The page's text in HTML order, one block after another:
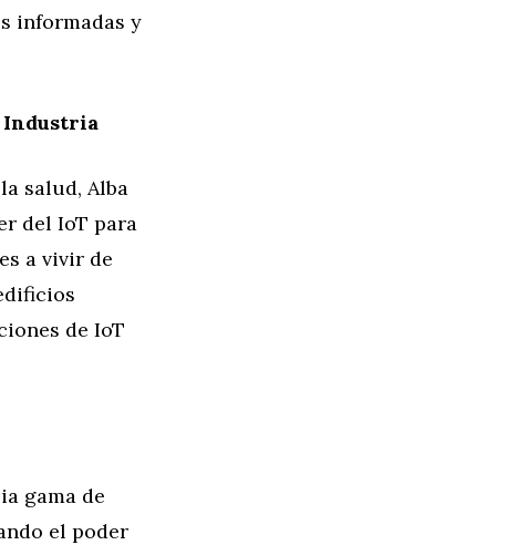
informadas y
Industria
salud, Alba
del IoT para
a vivir de
de IoT
gama de
el poder